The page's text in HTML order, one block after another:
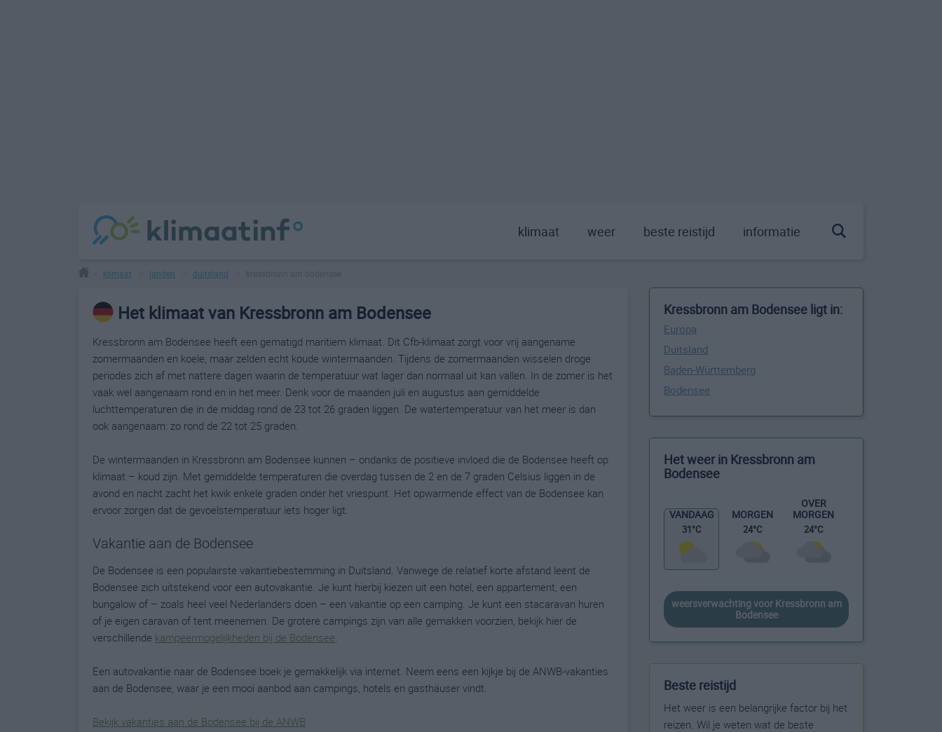
klimaat weer beste reistijd informatie
klimaat landen duitsland
Het klimaat van Kressbronn am Bodensee
Kressbronn am Bodensee heeft een gematigd maritiem klimaat. Dit Cfb-klimaat zorgt voor vrij aangename
zomermaanden en koele, maar zelden echt koude wintermaanden. Tijdens de zomermaanden wisselen droge
periodes zich af met nattere dagen waarin de temperatuur wat lager dan normaal uit kan vallen. In de zomer is het
vaak wel aangenaam rond en in het meer. Denk voor de maanden juli en augustus aan gemiddelde
luchttemperaturen die in de middag rond de 23 tot 26 graden liggen. De watertemperatuur van het meer is dan
ook aangenaam: zo rond de 22 tot 25 graden.
De wintermaanden in Kressbronn am Bodensee kunnen – ondanks de positieve invloed die de Bodensee heeft op
klimaat – koud zijn. Met gemiddelde temperaturen die overdag tussen de 2 en de 7 graden Celsius liggen in de
avond en nacht zacht het kwik enkele graden onder het vriespunt. Het opwarmende effect van de Bodensee kan
ervoor zorgen dat de gevoelstemperatuur iets hoger ligt.
Vakantie aan de Bodensee
De Bodensee is een populairste vakantiebestemming in Duitsland. Vanwege de relatief korte afstand leent de
Bodensee zich uitstekend voor een autovakantie. Je kunt hierbij kiezen uit een hotel, een appartement, een
bungalow of – zoals heel veel Nederlanders doen – een vakantie op een camping. Je kunt een stacaravan huren
of je eigen caravan of tent meenemen. De grotere campings zijn van alle gemakken voorzien, bekijk hier de
verschillende kampeermogelijkheden bij de Bodensee.
Een autovakantie naar de Bodensee boek je gemakkelijk via internet. Neem eens een kijkje bij de ANWB-vakanties
aan de Bodensee, waar je een mooi aanbod aan campings, hotels en gasthäuser vindt.
Bekijk vakanties aan de Bodensee bij de ANWB
Kressbronn am Bodensee ligt in:
Europa
Duitsland
Baden-Württemberg
Bodensee
Het weer in Kressbronn am
Bodensee
VANDAAG
31°C
MORGEN
24°C
OVER
MORGEN
24°C
weersverwachting voor Kressbronn am
Bodensee
Beste reistijd
Het weer is een belangrijke factor bij het
reizen. Wil je weten wat de beste